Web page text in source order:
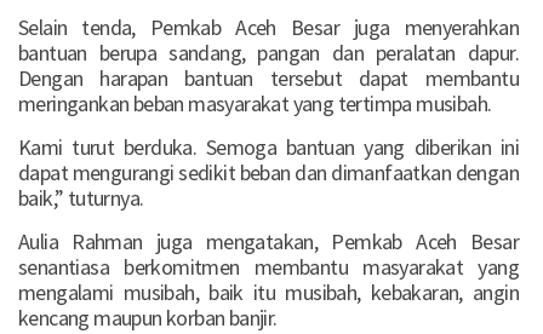
Selain tenda, Pemkab Aceh Besar juga menyerahkan
bantuan berupa sandang, pangan dan peralatan dapur.
Dengan harapan bantuan tersebut dapat membantu
meringankan beban masyarakat yang tertimpa musibah.
Kami turut berduka. Semoga bantuan yang diberikan ini
dapat mengurangi sedikit beban dan dimanfaatkan dengan
baik,” tuturnya.
Aulia Rahman juga mengatakan, Pemkab Aceh Besar
senantiasa berkomitmen membantu masyarakat yang
mengalami musibah, baik itu musibah, kebakaran, angin
kencang maupun korban banjir.